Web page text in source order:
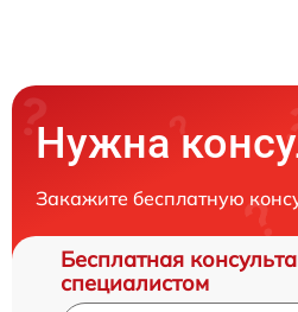
Нужна
Закажите бесплатную
Бесплатная
специалистом